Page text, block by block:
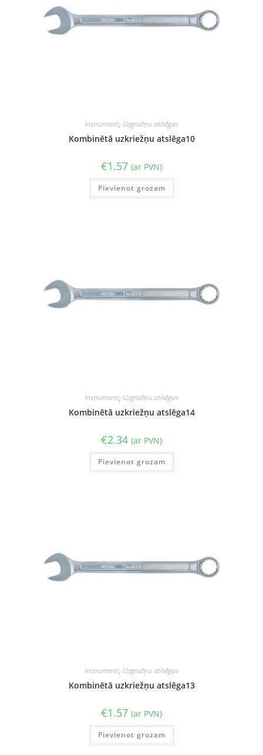
Instrumenti, Uzgriežņu atlsēgas
Kombinētā uzkriežņu atslēga10
€1.57 (ar PVN)
Pievienot grozam
Instrumenti, Uzgriežņu atlsēgas
Kombinētā uzkriežņu atslēga14
€2.34 (ar PVN)
Pievienot grozam
Instrumenti, Uzgriežņu atlsēgas
Kombinētā uzkriežņu atslēga13
€1.57 (ar PVN)
Pievienot grozam